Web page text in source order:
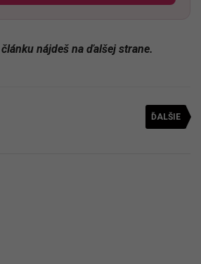
nájdeš na ďalšej strane.
ĎALŠIE